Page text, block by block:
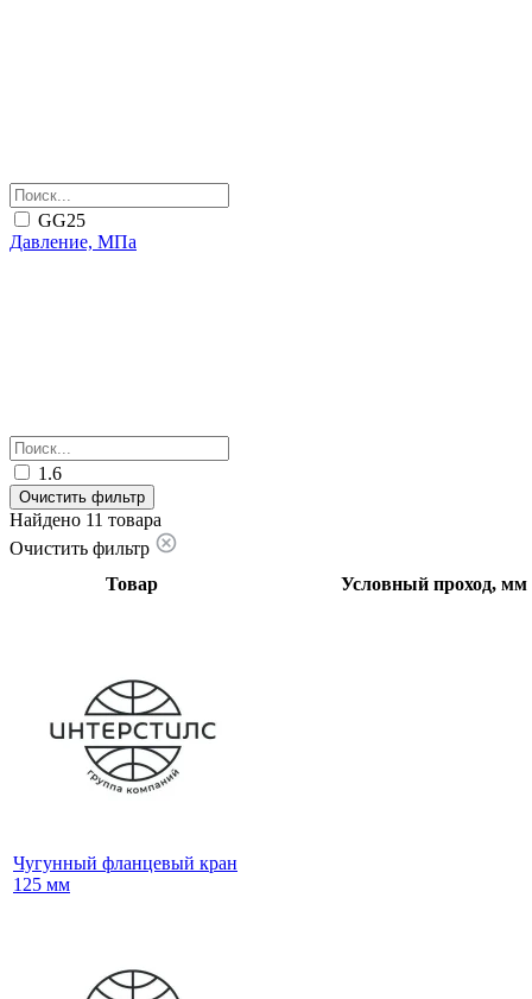
GG25
Давление, МПа
1.6
Очистить фильтр
Найдено 11 товара
Очистить фильтр
Товар
Условный проход, мм
Чугунный фланцевый кран
125 мм